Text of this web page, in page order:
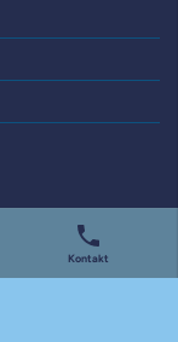
Kontakt